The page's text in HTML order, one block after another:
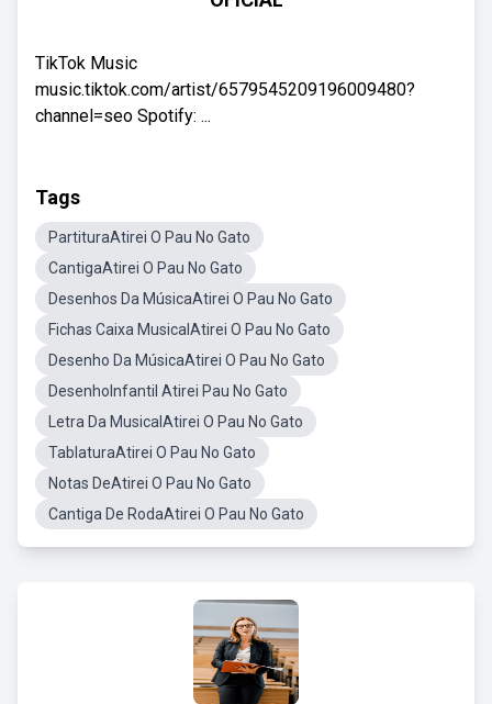
TikTok Music
music.tiktok.com/artist/6579545209196009480?
channel=seo Spotify: ...
Tags
PartituraAtirei O Pau No Gato
CantigaAtirei O Pau No Gato
Desenhos Da MúsicaAtirei O Pau No Gato
Fichas Caixa MusicalAtirei O Pau No Gato
Desenho Da MúsicaAtirei O Pau No Gato
DesenhoInfantil Atirei Pau No Gato
Letra Da MusicalAtirei O Pau No Gato
TablaturaAtirei O Pau No Gato
Notas DeAtirei O Pau No Gato
Cantiga De RodaAtirei O Pau No Gato